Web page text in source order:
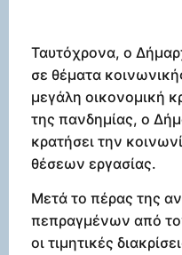
Ταυτόχρονα, ο
σε θέματα
μεγάλη οικονομική
της πανδημίας, ο
κρατήσει την
θέσεων εργασίας.
Μετά το πέρας της
πεπραγμένων από
οι τιμητικές